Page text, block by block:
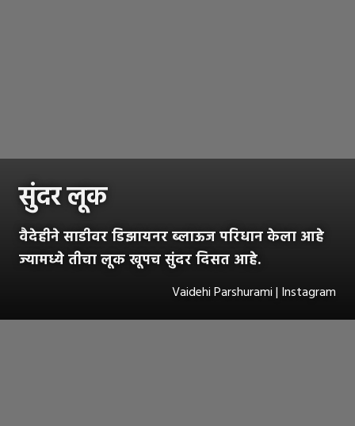
सुंदर लूक
वैदेहीने साडीवर डिझायनर ब्लाऊज परिधान केला आहे
ज्यामध्ये तीचा लूक खूपच सुंदर दिसत आहे.
Vaidehi Parshurami | Instagram